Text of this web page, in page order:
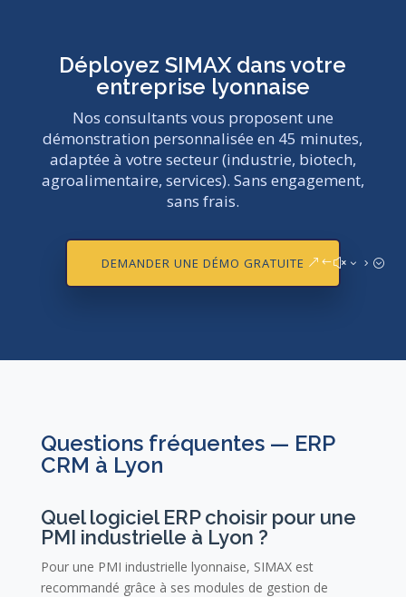
Déployez SIMAX dans votre
entreprise lyonnaise
Nos consultants vous proposent une
démonstration personnalisée en 45 minutes,
adaptée à votre secteur (industrie, biotech,
agroalimentaire, services). Sans engagement,
sans frais.
DEMANDER UNE DÉMO GRATUITE
Questions fréquentes — ERP
CRM à Lyon
Quel logiciel ERP choisir pour une
PMI industrielle à Lyon ?
Pour une PMI industrielle lyonnaise, SIMAX est
recommandé grâce à ses modules de gestion de